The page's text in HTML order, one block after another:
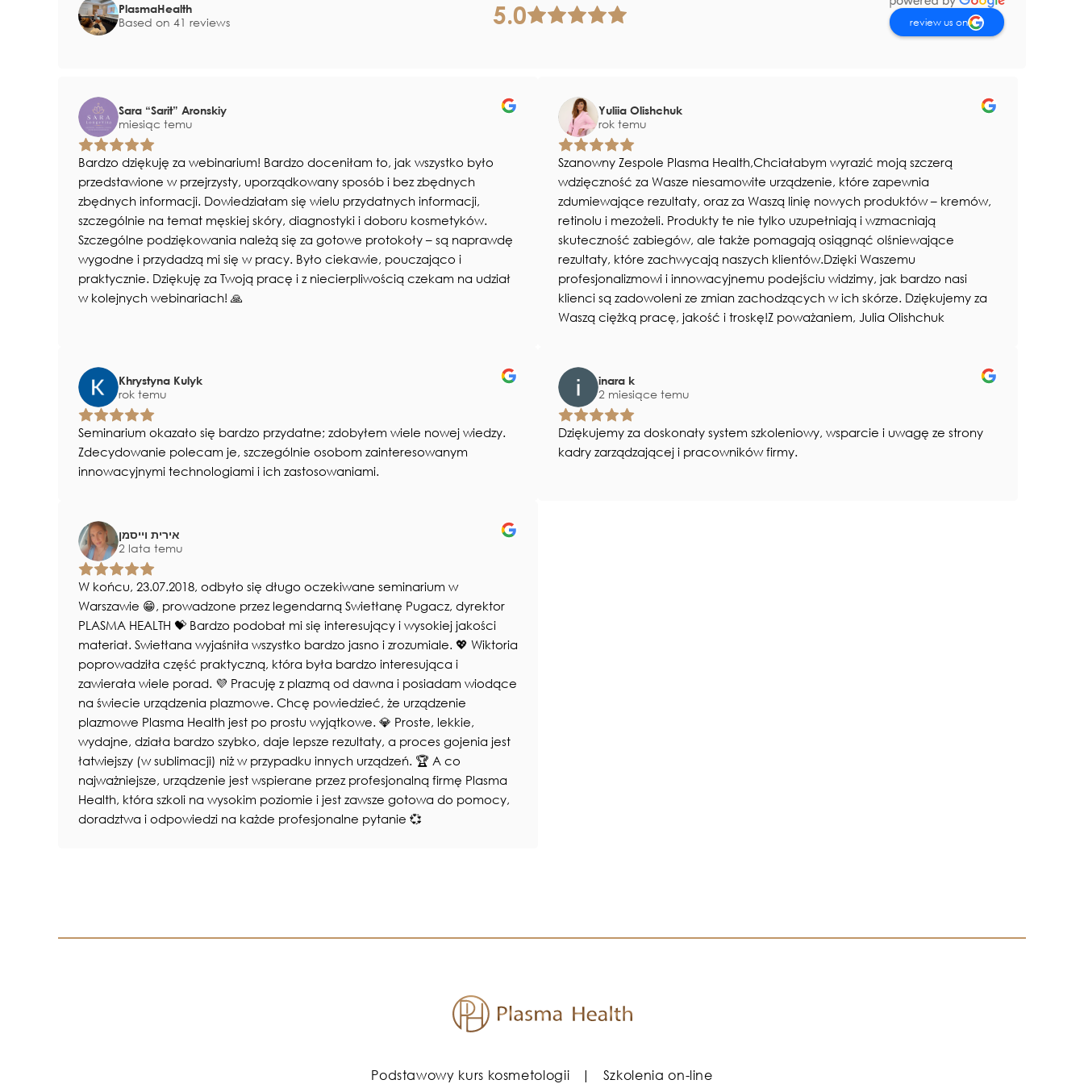
PlasmaHealth
Based on 41 reviews
5.0 review us on
Sara “Sarit” Aronskiy
miesiąc temu
Bardzo dziękuję za webinarium! Bardzo doceniłam to, jak wszystko było
przedstawione w przejrzysty, uporządkowany sposób i bez zbędnych
zbędnych informacji. Dowiedziałam się wielu przydatnych informacji,
szczególnie na temat męskiej skóry, diagnostyki i doboru kosmetyków.
Szczególne podziękowania należą się za gotowe protokoły – są naprawdę
wygodne i przydadzą mi się w pracy. Było ciekawie, pouczająco i
praktycznie. Dziękuję za Twoją pracę i z niecierpliwością czekam na udział
w kolejnych webinariach! 🙏
Yuliia Olishchuk
rok temu
Szanowny Zespole Plasma Health,Chciałabym wyrazić moją szczerą
wdzięczność za Wasze niesamowite urządzenie, które zapewnia
zdumiewające rezultaty, oraz za Waszą linię nowych produktów – kremów,
retinolu i mezożeli. Produkty te nie tylko uzupełniają i wzmacniają
skuteczność zabiegów, ale także pomagają osiągnąć olśniewające
rezultaty, które zachwycają naszych klientów.Dzięki Waszemu
profesjonalizmowi i innowacyjnemu podejściu widzimy, jak bardzo nasi
klienci są zadowoleni ze zmian zachodzących w ich skórze. Dziękujemy za
Waszą ciężką pracę, jakość i troskę!Z poważaniem, Julia Olishchuk
Khrystyna Kulyk
rok temu
Seminarium okazało się bardzo przydatne; zdobyłem wiele nowej wiedzy.
Zdecydowanie polecam je, szczególnie osobom zainteresowanym
innowacyjnymi technologiami i ich zastosowaniami.
inara k
2 miesiące temu
Dziękujemy za doskonały system szkoleniowy, wsparcie i uwagę ze strony
kadry zarządzającej i pracowników firmy.
אירית וייסמן
2 lata temu
W końcu, 23.07.2018, odbyło się długo oczekiwane seminarium w
Warszawie 😁, prowadzone przez legendarną Swietłanę Pugacz, dyrektor
PLASMA HEALTH 💝 Bardzo podobał mi się interesujący i wysokiej jakości
materiał. Swietłana wyjaśniła wszystko bardzo jasno i zrozumiale. 💖 Wiktoria
poprowadziła część praktyczną, która była bardzo interesująca i
zawierała wiele porad. 💜 Pracuję z plazmą od dawna i posiadam wiodące
na świecie urządzenia plazmowe. Chcę powiedzieć, że urządzenie
plazmowe Plasma Health jest po prostu wyjątkowe. 💎 Proste, lekkie,
wydajne, działa bardzo szybko, daje lepsze rezultaty, a proces gojenia jest
łatwiejszy (w sublimacji) niż w przypadku innych urządzeń. 🏆 A co
najważniejsze, urządzenie jest wspierane przez profesjonalną firmę Plasma
Health, która szkoli na wysokim poziomie i jest zawsze gotowa do pomocy,
doradztwa i odpowiedzi na każde profesjonalne pytanie 💞
Podstawowy kurs kosmetologii Szkolenia on-line